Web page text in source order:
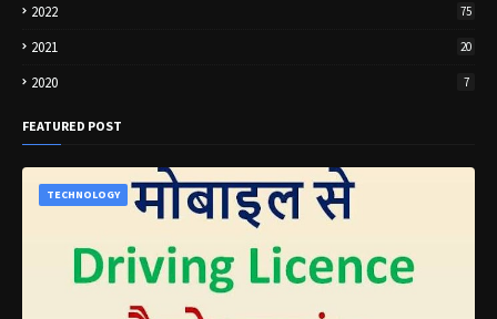
2022 75
2021 20
2020 7
FEATURED POST
TECHNOLOGY